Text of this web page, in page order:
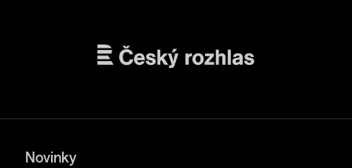
Novinky